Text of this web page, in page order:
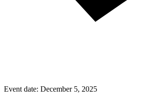
Event date: December 5, 2025